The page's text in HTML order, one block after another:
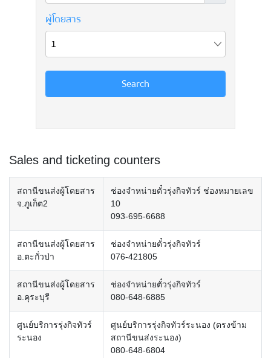
Sales and ticketing counters
สถานีขนส่งผู้โดยสาร
จ.ภูเก็ต2
ช่องจำหน่ายตั๋วรุ่งกิจทัวร์ ช่องหมายเลข
10
093-695-6688
สถานีขนส่งผู้โดยสาร
อ.ตะกั่วป่า
ช่องจำหน่ายตั๋วรุ่งกิจทัวร์
076-421805
สถานีขนส่งผู้โดยสาร
อ.คุระบุรี
ช่องจำหน่ายตั๋วรุ่งกิจทัวร์
080-648-6885
ศูนย์บริการรุ่งกิจทัวร์
ระนอง
ศูนย์บริการรุ่งกิจทัวร์ระนอง (ตรงข้าม
สถานีขนส่งระนอง)
080-648-6804